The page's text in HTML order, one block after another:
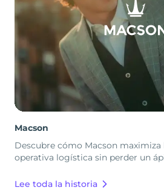
Macson
Descubre cómo Macson maximiza
operativa logística sin perder un
Lee toda la historia